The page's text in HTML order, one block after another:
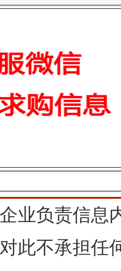
业负责信息
此不承担任